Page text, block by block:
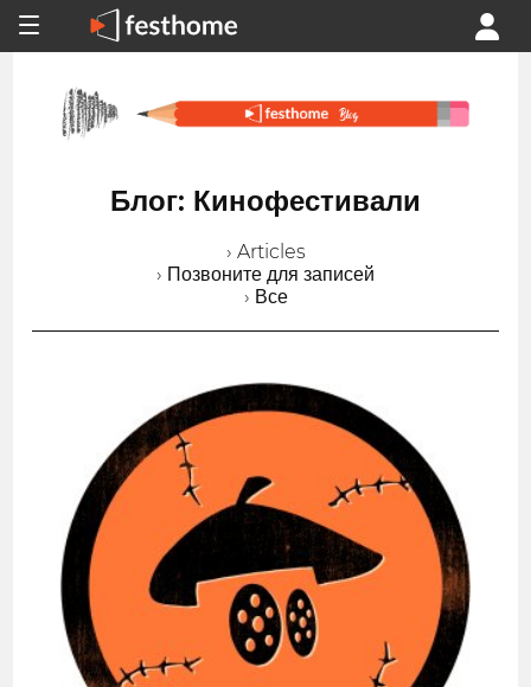
Блог: Кинофестивали
› Articles
› Позвоните для записей
› Все